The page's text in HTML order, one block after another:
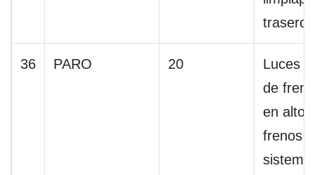
trasero
36 PARO 20
Luces
de
en alto,
frenos